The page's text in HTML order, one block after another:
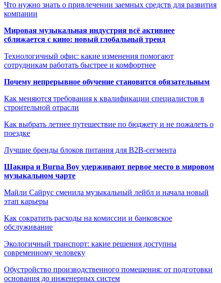
Что нужно знать о привлечении заемных средств для развития
компании
Мировая музыкальная индустрия всё активнее
сближается с кино: новый глобальный тренд
Технологичный офис: какие изменения помогают
сотрудникам работать быстрее и комфортнее
Почему непрерывное обучение становится обязательным
Как меняются требования к квалификации специалистов в
строительной отрасли
Как выбрать летнее путешествие по бюджету и не пожалеть о
поездке
Лучшие бренды блоков питания для B2B-сегмента
Шакира и Burna Boy удерживают первое место в мировом
музыкальном чарте
Майли Сайрус сменила музыкальный лейбл и начала новый
этап карьеры
Как сократить расходы на комиссии и банковское
обслуживание
Экологичный транспорт: какие решения доступны
современному человеку
Обустройство производственного помещения: от подготовки
основания до инженерных систем